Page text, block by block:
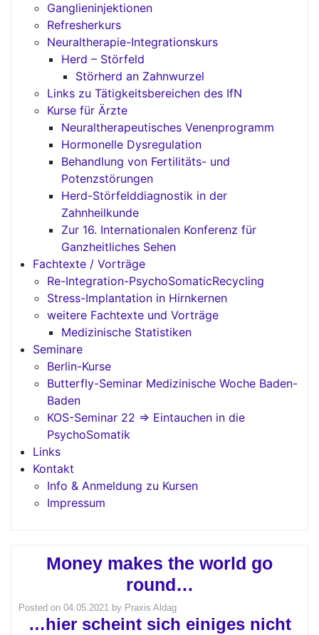
Ganglieninjektionen
Refresherkurs
Neuraltherapie-Integrationskurs
Herd – Störfeld
Störherd an Zahnwurzel
Links zu Tätigkeitsbereichen des IfN
Kurse für Ärzte
Neuraltherapeutisches Venenprogramm
Hormonelle Dysregulation
Behandlung von Fertilitäts- und
Potenzstörungen
Herd-Störfelddiagnostik in der
Zahnheilkunde
Zur 16. Internationalen Konferenz für
Ganzheitliches Sehen
Fachtexte / Vorträge
Re-Integration-PsychoSomaticRecycling
Stress-Implantation in Hirnkernen
weitere Fachtexte und Vorträge
Medizinische Statistiken
Seminare
Berlin-Kurse
Butterfly-Seminar Medizinische Woche Baden-
Baden
KOS-Seminar 22 => Eintauchen in die
PsychoSomatik
Links
Kontakt
Info & Anmeldung zu Kursen
Impressum
Money makes the world go
round…
Posted on 04.05.2021 by Praxis Aldag
…hier scheint sich einiges nicht